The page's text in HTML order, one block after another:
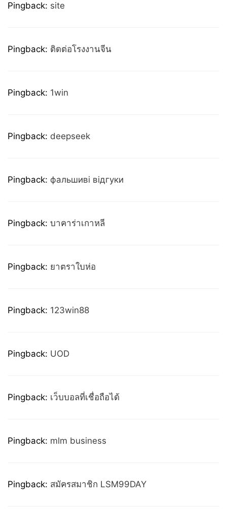
Pingback: site
Pingback: ติดต่อโรงงานจีน
Pingback: 1win
Pingback: deepseek
Pingback: фальшиві відгуки
Pingback: บาคาร่าเกาหลี
Pingback: ยาตราใบห่อ
Pingback: 123win88
Pingback: UOD
Pingback: เว็บบอลที่เชื่อถือได้
Pingback: mlm business
Pingback: สมัครสมาชิก LSM99DAY